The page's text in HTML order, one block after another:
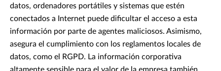
datos, ordenadores portátiles y sistemas que estén
conectados a Internet puede dificultar el acceso a esta
información por parte de agentes maliciosos. Asimismo,
asegura el cumplimiento con los reglamentos locales de
datos, como el RGPD. La información corporativa
altamente sensible para el valor de la empresa también